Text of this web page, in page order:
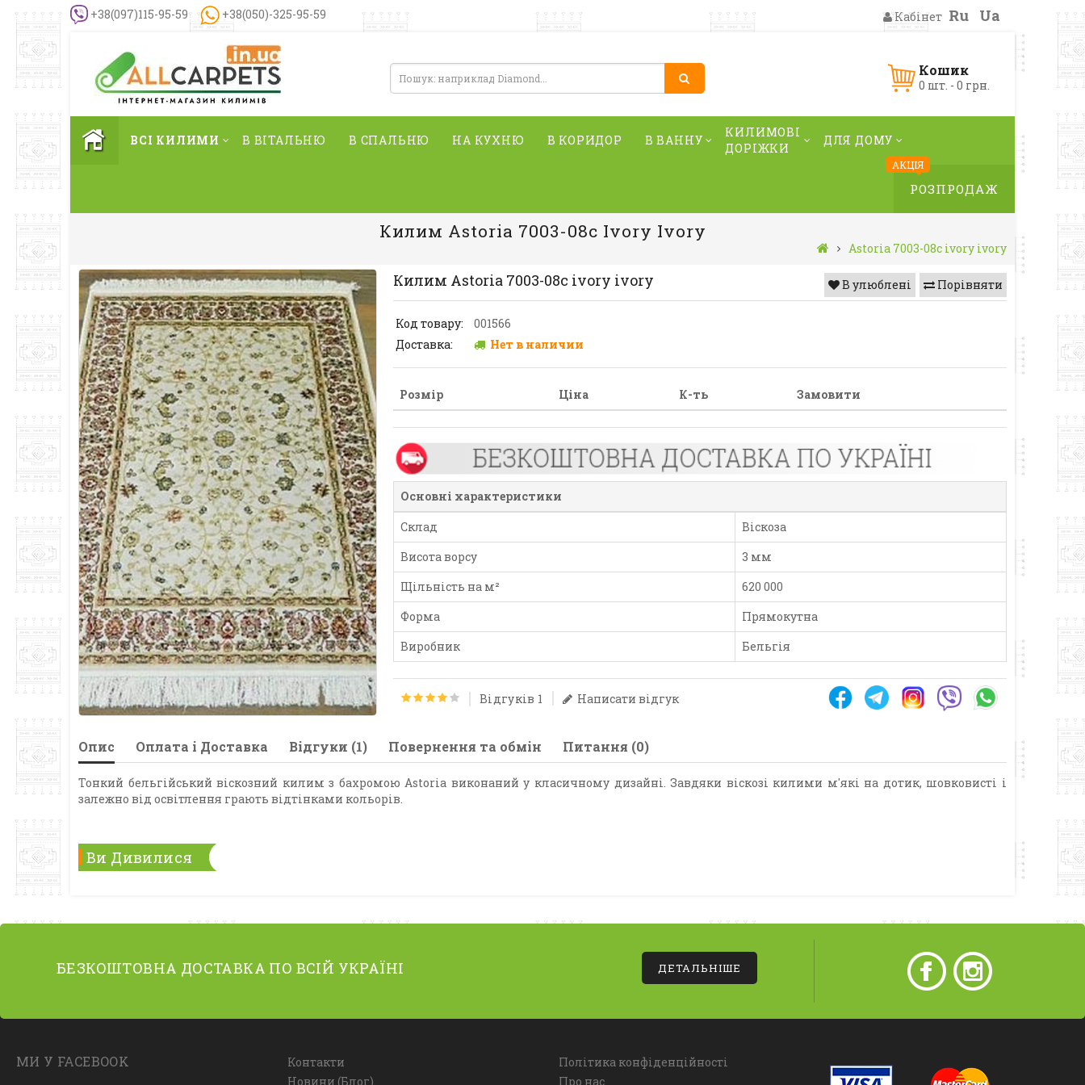
+38(097)115-95-59 +38(050)-325-95-59 Кабінет Ru Ua
Кошик
0 шт. - 0 грн.
ВСІ КИЛИМИ В ВІТАЛЬНЮ В СПАЛЬНЮ НА КУХНЮ В КОРИДОР В ВАННУ
КИЛИМОВІ
ДОРІЖКИ
ДЛЯ ДОМУ
АКЦІЯ
РОЗПРОДАЖ
Килим Astoria 7003-08c Ivory Ivory
Astoria 7003-08c ivory ivory
Порівняти
В улюблені
Килим Astoria 7003-08c ivory ivory
Код товару:
001566
Доставка:
Нет в наличии
Розмір Ціна К-ть Замовити
Основні характеристики
Склад
Віскоза
Висота ворсу
3 мм
Щільність на м²
620 000
Форма
Прямокутна
Виробник
Бельгія
Відгуків 1 Написати відгук
Опис Оплата і Доставка Відгуки (1) Повернення та обмін Питання (0)
Тонкий бельгійський віскозний килим з бахромою Astoria виконаний у класичному дизайні. Завдяки віскозі килими м'які на дотик, шовковисті і
залежно від освітлення грають відтінками кольорів.
Ви Дивилися
БЕЗКОШТОВНА ДОСТАВКА ПО ВСІЙ УКРАЇНІ ДЕТАЛЬНІШЕ
МИ У FACEBOOK
Контакти
Новини (Блог)
Політика конфіденційності
Про нас